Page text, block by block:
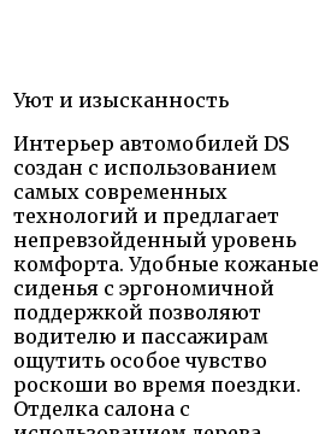
Уют и изысканность
Интерьер автомобилей DS
создан с использованием
самых современных
технологий и предлагает
непревзойденный уровень
комфорта. Удобные кожаные
сиденья с эргономичной
поддержкой позволяют
водителю и пассажирам
ощутить особое чувство
роскоши во время поездки.
Отделка салона с